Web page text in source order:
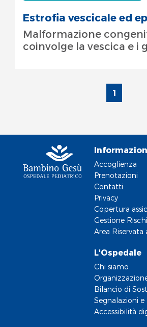
Estrofia vescicale ed
Malformazione
coinvolge la vescica e i
1
Accoglienza
Prenotazioni
Contatti
Privacy
Copertura
Gestione
Area Riservata
L'Ospedale
Chi siamo
Bilancio di
Segnalazioni e
Accessibilità